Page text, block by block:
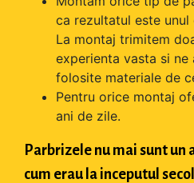
ca rezultatul este
La montaj trimitem
experienta vasta si ne
folosite materiale de
Pentru orice montaj
ani de zile.
Parbrizele nu mai sunt un
cum erau la inceputul